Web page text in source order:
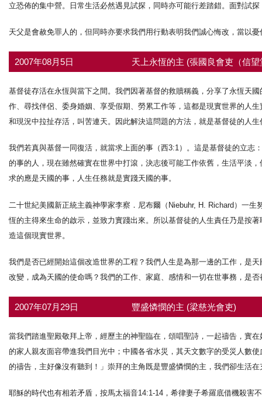
立恐佈的集中營。日常生活必然遇見試探，同時亦可能行差踏錯。面對試
天父是會赦免罪人的，但同時亦要求我們用行動表明我們誠心悔改，當以
2007年08月5日 天上永恆的主 (張國良會吏（信
基督徒存活在永恆與當下之間。我們因著基督的救贖稱義，分享了永恆天
作、尋找伴侶、委身婚姻、享受假期、勞累工作等，這都是現實世界的人
和現況中拉扯存活，叫苦連天。因此解決這問題的方法，就是基督徒的人
我們若真與基督一同復活，就當求上面的事（西3:1）。這是基督徒的立
的事的人，現在雖然確實在世界中打滾，決志後可能工作依舊，生活平淡
求的應是天國的事，人生任務就是實踐天國的事。
二十世紀美國新正統主義神學家李察．尼布爾（Niebuhr, H. Richard）一
恆的主得來生命的啟示，並致力實踐出來。所以基督徒的人生責任乃是按
造這個現實世界。
我們是否已經開始這個改造世界的工程？我們人生是為那一邊的工作，是
改變，成為天國的使命嗎？我們的工作、家庭、感情和一切在世事務，是
2007年07月29日 豐盛憐憫的主 (梁慈光會吏)
當我們踏進聖殿敬拜上帝，經歷主的神聖臨在，頌唱聖詩，一起禱告，實
的家人親友面容帶進我們目光中；中國各省水災，其天文數字的受災人數
的禱告，主好像沒有聽到！」崇拜的主角既是豐盛憐憫的主，我們卻生活
耶穌的時代也有相若矛盾，按馬太福音14:1-14，希律妻子希羅底借機殺